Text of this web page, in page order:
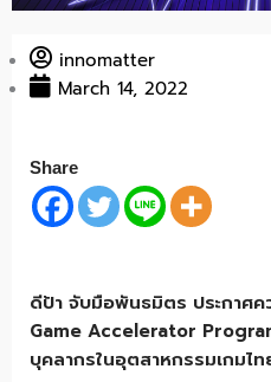
innomatter
March 14, 2022
Share
ดีป้า จับมือพันธมิตร ประกาศค
Game Accelerator
บุคลากรในอุตสาหกรรมเกมไ